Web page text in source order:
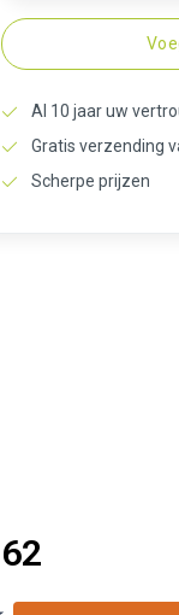
Al 10 jaar uw
Gratis verzending
Scherpe prijzen